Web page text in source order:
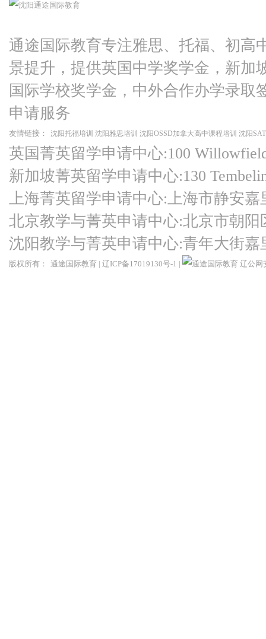
通途国际教育专注雅思、托福、初高
景提升，提供英国中学奖学金，新加
国际学校奖学金，中外合作办学录取
申请服务
友情链接： 沈阳托福培训 沈阳雅思培训 沈阳OSSD加拿大高中课程培训 沈阳
英国菁英留学申请中心:100
新加坡菁英留学申请中心:130
上海菁英留学申请中心:上海市静安嘉
北京教学与菁英申请中心:北京市朝
沈阳教学与菁英申请中心:青年大街
版权所有： 通途国际教育 | 辽ICP备17019130号-1 | 辽公网